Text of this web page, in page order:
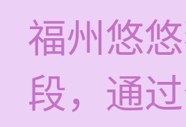
福州悠
段，通